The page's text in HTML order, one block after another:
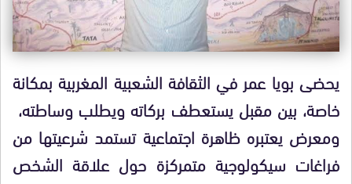
يحضى بويا عمر في الثقافة الشعبية المغربية بمكانة
خاصة، بين مقبل يستعطف بركاته ويطلب وساطته،
ومعرض يعتبره ظاهرة اجتماعية تستمد شرعيتها من
فراغات سيكولوجية متمركزة حول علاقة الشخص